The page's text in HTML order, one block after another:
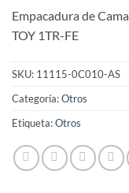
Empacadura de
TOY 1TR-FE
SKU: 11115-0C010-AS
Categoría:Otros
Etiqueta:Otros